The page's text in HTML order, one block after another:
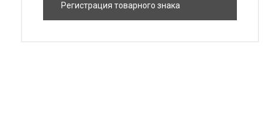
Регистрация товарного знака